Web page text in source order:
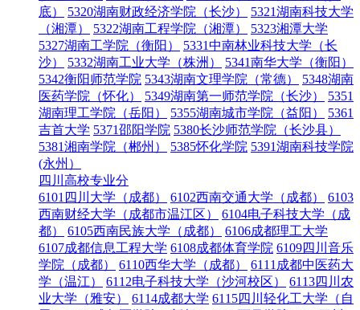
底）
5320湖南财政经济学院（长沙）
5321湖南科技大学
（湘潭）
5322湖南工程学院（湘潭）
5323湘潭大学
5327湖南工学院（衡阳）
5331中南林业科技大学（长
沙）
5332湖南工业大学（株洲）
5341南华大学（衡阳）
5342衡阳师范学院 5343湖南文理学院（常德）
5348湖南
医药学院（怀化）
5349湖南第一师范学院（长沙）
5351
湖南理工学院（岳阳）
5355湖南城市学院（益阳）
5361
吉首大学 5371邵阳学院 5380长沙师范学院（长沙县）
5381湘南学院（郴州）
5385怀化学院 5391湖南科技学院
(永州）
四川高校专业分
6101四川大学（成都）
6102西南交通大学（成都）
6103
西南财经大学（成都市温江区）
6104电子科技大学（成
都）
6105西南民族大学（成都）
6106成都理工大学
6107成都信息工程大学 6108成都体育学院 6109四川音乐
学院（成都）
6110西华大学（成都）
6111成都中医药大
学（温江）
6112电子科技大学（沙河校区）
6113四川农
业大学（雅安）
6114成都大学 6115四川轻化工大学（自